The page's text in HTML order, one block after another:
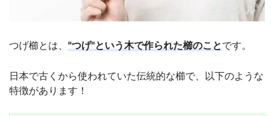
つげ櫛とは、 "つげ"という木で作られた櫛のことです。
日本で古くから使われていた伝統的な櫛で、以下のような
特徴があります！